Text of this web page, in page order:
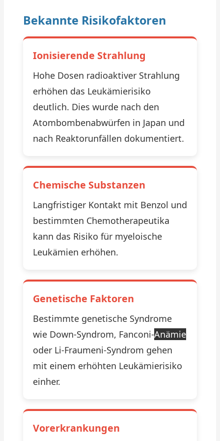
Bekannte Risikofaktoren
Ionisierende Strahlung
Hohe Dosen radioaktiver Strahlung
erhöhen das Leukämierisiko
deutlich. Dies wurde nach den
Atombombenabwürfen in Japan und
nach Reaktorunfällen dokumentiert.
Chemische Substanzen
Langfristiger Kontakt mit Benzol und
bestimmten Chemotherapeutika
kann das Risiko für myeloische
Leukämien erhöhen.
Genetische Faktoren
Bestimmte genetische Syndrome
wie Down-Syndrom, Fanconi-Anämie
oder Li-Fraumeni-Syndrom gehen
mit einem erhöhten Leukämierisiko
einher.
Vorerkrankungen